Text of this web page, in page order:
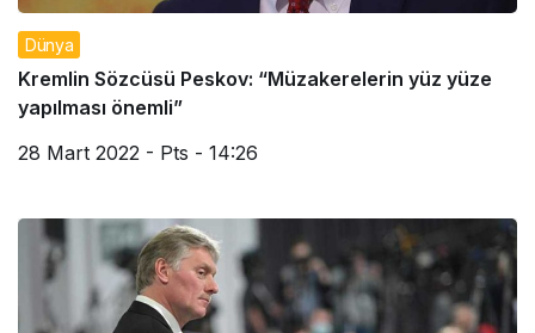
Dünya
Kremlin Sözcüsü Peskov: “Müzakerelerin yüz yüze
yapılması önemli”
28 Mart 2022 - Pts - 14:26